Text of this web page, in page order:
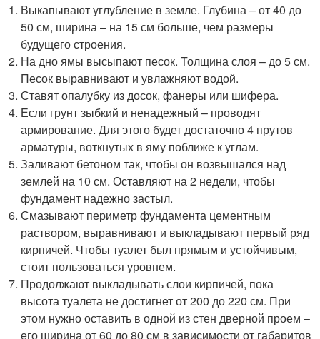
Выкапывают углубление в земле. Глубина – от 40 до
50 см, ширина – на 15 см больше, чем размеры
будущего строения.
На дно ямы высыпают песок. Толщина слоя – до 5 см.
Песок выравнивают и увлажняют водой.
Ставят опалубку из досок, фанеры или шифера.
Если грунт зыбкий и ненадежный – проводят
армирование. Для этого будет достаточно 4 прутов
арматуры, воткнутых в яму поближе к углам.
Заливают бетоном так, чтобы он возвышался над
землей на 10 см. Оставляют на 2 недели, чтобы
фундамент надежно застыл.
Смазывают периметр фундамента цементным
раствором, выравнивают и выкладывают первый ряд
кирпичей. Чтобы туалет был прямым и устойчивым,
стоит пользоваться уровнем.
Продолжают выкладывать слои кирпичей, пока
высота туалета не достигнет от 200 до 220 см. При
этом нужно оставить в одной из стен дверной проем –
его ширина от 60 до 80 см в зависимости от габаритов